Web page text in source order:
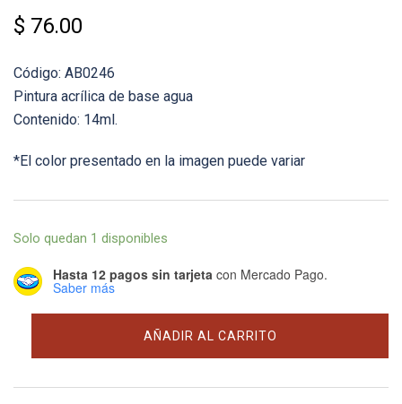
$ 76.00
Código: AB0246
Pintura acrílica de base agua
Contenido: 14ml.
*El color presentado en la imagen puede variar
Solo quedan 1 disponibles
Hasta 12 pagos sin tarjeta con Mercado Pago.
Saber más
Grauviolett
AÑADIR AL CARRITO